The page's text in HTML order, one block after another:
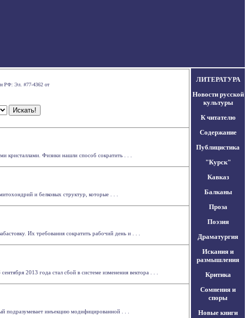
РФ: Эл. #77-4362 от
кристаллами. Физики нашли способ сократить . . .
и белковых структур, которые . . .
Их требования сократить рабочий день и . . .
2013 года стал сбой в системе изменения вектора . . .
подразумевает инъекцию модифицированной . . .
ЛИТЕРАТУРА
Новости русской
культуры
К читателю
Содержание
Публицистика
"Курск"
Кавказ
Балканы
Проза
Поэзия
Драматургия
Искания и
размышления
Критика
Сомнения и
споры
Новые книги